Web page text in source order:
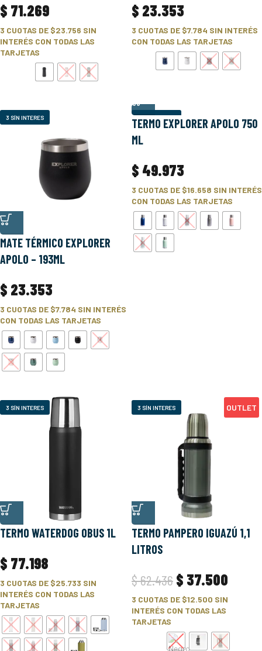
$ 71.269
3 CUOTAS DE $23.756 SIN
INTERÉS CON TODAS LAS
TARJETAS
$ 23.353
3 CUOTAS DE $7.784 SIN INTERÉS
CON TODAS LAS TARJETAS
3 SÍN INTERES
MATE TÉRMICO EXPLORER
APOLO – 193ML
$ 23.353
3 CUOTAS DE $7.784 SIN INTERÉS
CON TODAS LAS TARJETAS
3 SÍN INTERES
TERMO EXPLORER APOLO 750
ML
$ 49.973
3 CUOTAS DE $16.658 SIN INTERÉS
CON TODAS LAS TARJETAS
3 SÍN INTERES
TERMO WATERDOG OBUS 1L
$ 77.198
3 CUOTAS DE $25.733 SIN
INTERÉS CON TODAS LAS
TARJETAS
3 SÍN INTERES OUTLET
TERMO PAMPERO IGUAZÚ 1,1
LITROS
$62.436 $ 37.500
3 CUOTAS DE $12.500 SIN
INTERÉS CON TODAS LAS
TARJETAS